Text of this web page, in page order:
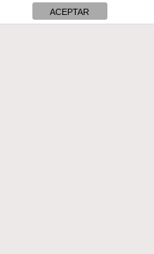
ACEPTAR